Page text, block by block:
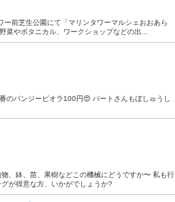
前芝生公園にて「マリンタワーマルシェおおあら
やボタニカル、ワークショップなどの出...
パンジービオラ100円😍 パートさんもぼしゅうし
、鉢、苗、果樹などこの機械にどうですか〜 私も行
が得意な方、いかがでしょうか?